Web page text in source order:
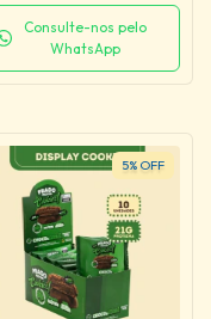
Consulte-nos pelo
WhatsApp
5% OFF